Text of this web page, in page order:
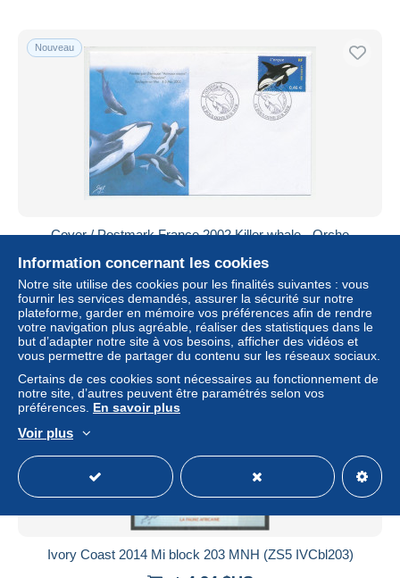
Nouveau
Cover / Postmark France 2002 Killer whale - Orche
± 5,76 $US
Statut Professionnel
Ivory Coast 2014 Mi block 203 MNH (ZS5 IVCbl203)
Information concernant les cookies
Notre site utilise des cookies pour les finalités suivantes : vous
fournir les services demandés, assurer la sécurité sur notre
plateforme, garder en mémoire vos préférences afin de rendre
votre navigation plus agréable, réaliser des statistiques dans le
but d’adapter notre site à vos besoins, afficher des vidéos et
vous permettre de partager du contenu sur les réseaux sociaux.
Certains de ces cookies sont nécessaires au fonctionnement de
notre site, d’autres peuvent être paramétrés selon vos
préférences. En savoir plus
Voir plus